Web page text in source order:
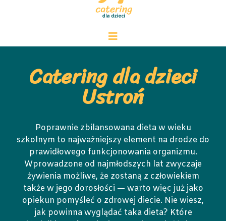
Catering dla dzieci
Ustroń
Poprawnie zbilansowana dieta w wieku
szkolnym to najważniejszy element na drodze do
prawidłowego funkcjonowania organizmu.
Wprowadzone od najmłodszych lat zwyczaje
żywienia możliwe, że zostaną z człowiekiem
także w jego dorosłości — warto więc już jako
opiekun pomyśleć o zdrowej diecie. Nie wiesz,
jak powinna wyglądać taka dieta? Które